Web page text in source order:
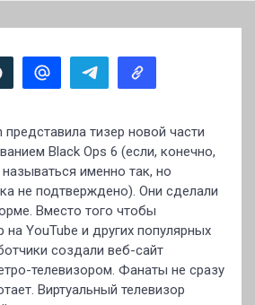
тизер новой части
Black Ops 6 (если, конечно,
именно так, но
не подтверждено). Они сделали
Вместо того чтобы
на YouTube и других популярных
создали веб-сайт
телевизором. Фанаты не сразу
Виртуальный телевизор